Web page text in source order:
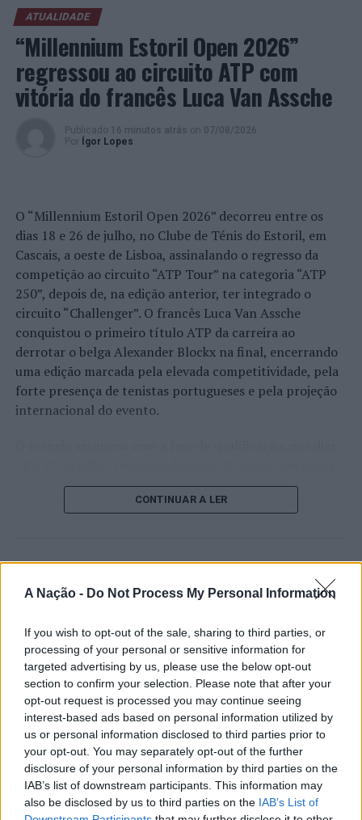
A Nação - Do Not Process My Personal Information
If you wish to opt-out of the sale, sharing to third parties, or
processing of your personal or sensitive information for
targeted advertising by us, please use the below opt-out
section to confirm your selection. Please note that after your
opt-out request is processed you may continue seeing
interest-based ads based on personal information utilized by
us or personal information disclosed to third parties prior to
your opt-out. You may separately opt-out of the further
disclosure of your personal information by third parties on the
IAB’s list of downstream participants. This information may
also be disclosed by us to third parties on the IAB’s List of
Decorrente das apreensões efetuadas no decurso da
operação, e por terem sido reunidos elementos de prova
que apontam para o arguido enquanto principal
responsável da prática de, pelo menos, cinco assaltos a
estabelecimentos ocorridos no espaço de apenas quatro
suspeito por ordem de autoridade de polícia criminal.
antecedentes criminais, aguardará os ulteriores termos
do processo sujeito à medida de coação mais gravosa –
prisão preventiva.
O Comando Regional dos Açores alerta a população para
a importância da adoção de medidas de segurança
destinadas a residências e estabelecimentos,
concretamente através da implementação de sistemas
de videovigilância e reforço de portas e janelas,
promovendo, assim, a proteção de pessoas, bens e a
prevenção da prática de crimes.
PONTA DELGADA PSP
em Óbidos
Serra de Sintra com acesso condicionado devido a risco
ATUALIDADE
“Millennium Estoril Open 2026”
regressou ao circuito ATP com
vitória do francês Luca Van Assche
Publicado 16 minutos atrás on 07/08/2026
Por
Ígor Lopes
O “Millennium Estoril Open 2026” decorreu entre os
dias 18 e 26 de julho, no Clube de Ténis do Estoril, em
Cascais, a oeste de Lisboa, assinalando o regresso da
competição ao circuito “ATP Tour” na categoria “ATP
250”, depois de, na edição anterior, ter integrado o
circuito “Challenger”. O francês Luca Van Assche
conquistou o primeiro título ATP da carreira ao
derrotar o belga Alexander Blockx na final, encerrando
uma edição marcada pela elevada competitividade, pela
forte presença de tenistas portugueses e pela projeção
internacional do evento.
de um lugar no quadro principal. A cerimónia de
abertura contou com a presença do presidente da
início de uma competição que voltou a colocar o
ténis.
Apesar das desistências de última hora de jogadores
como Casper Ruud (Noruega), Alejandro Davidovich
Fokina (Espanha) e Matteo Arnaldi (Itália), a prova
apresentou um quadro competitivo de elevado nível,
liderado pelo russo Andrey Rublev, primeiro cabeça de
série, pelo italiano Luciano Darderi, pelo chileno
Alejandro Tabilo e pelo belga Alexander Blockx.
Um dos momentos mais aguardados da semana foi
também o regresso do suíço Stan Wawrinka ao Estoril,
integrado na digressão de despedida do antigo vencedor
CONTINUAR A LER
Castelo Branco: “Bienal
Internacional de Artes e Ofícios”
promete afirmar artesanato,
património e inovação como
“motores de desenvolvimento
económico e cultural” do município
português
Publicado 7 horas atrás on 07/08/2026
Por
Ígor Lopes